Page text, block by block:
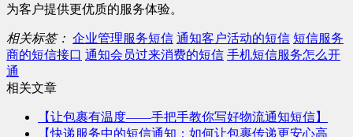
为客户提供更优质的服务体验。
相关标签： 企业管理服务短信 通知客户活动的短信 短信服务
商的短信接口 通知会员过来消费的短信 手机短信服务怎么开
通
相关文章
【让包裹有温度——手把手教你写好物流通知短信】
【快递服务中的短信通知：如何让包裹传递更安心高